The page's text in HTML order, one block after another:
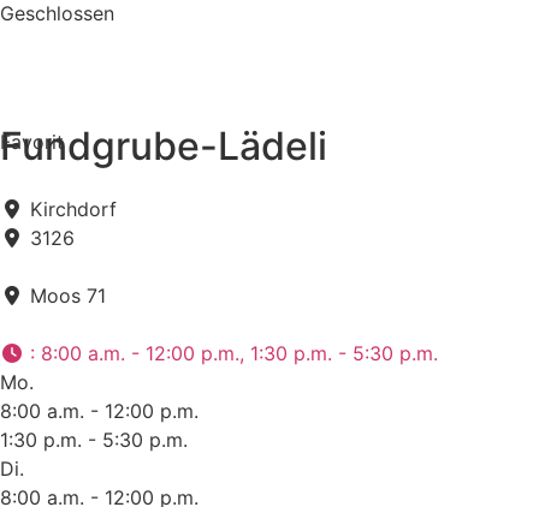
Geschlossen
Favorit
Fundgrube-Lädeli
Kirchdorf
3126
Moos 71
: 8:00 a.m. - 12:00 p.m., 1:30 p.m. - 5:30 p.m.
Mo.
8:00 a.m. - 12:00 p.m.
1:30 p.m. - 5:30 p.m.
Di.
8:00 a.m. - 12:00 p.m.